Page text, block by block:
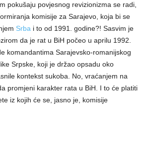
pokušaju povjesnog revizionizma se radi,
komisije za Sarajevo, koja bi se
Srba i to od 1991. godine?! Sasvim je
da je rat u BiH počeo u aprilu 1992.
komandantima Sarajevsko-romanijskog
Srpske, koji je držao opsadu oko
kontekst sukoba. No, vraćanjem na
promjeni karakter rata u BiH. I to će platiti
iz kojih će se, jasno je, komisije